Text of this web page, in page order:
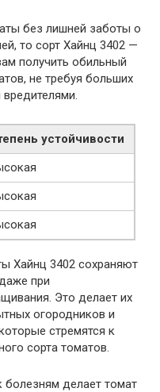
без лишней заботы о
то сорт Хайнц 3402 —
получить обильный
не требуя больших
устойчивости
Хайнц 3402 сохраняют
при
Это делает их
огородников и
стремятся к
сорта томатов.
болезням делает томат